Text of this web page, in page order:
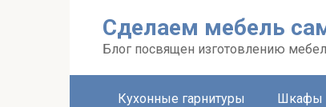
Сделаем мебель
Блог посвящен изготовлению
Кухонные гарнитуры Шкафы